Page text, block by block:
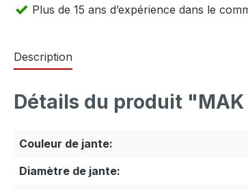
Plus de 15 ans d’expérience dans le
Description
Détails du produit "MAK
Couleur de jante:
Diamètre de jante: